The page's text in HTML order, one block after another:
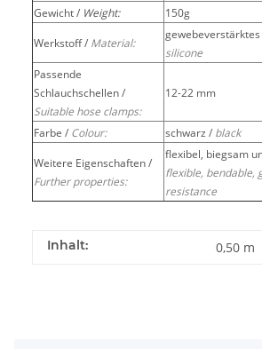
Gewicht / Weight:
150g
Werkstoff / Material:
silicone
Passende
Schlauchschellen /
Suitable hose clamps:
12-22 mm
Farbe / Colour: schwarz / black
Weitere Eigenschaften /
Further properties:
flexibel, biegsam
flexible, bendable,
resistance
Inhalt: 0,50 m